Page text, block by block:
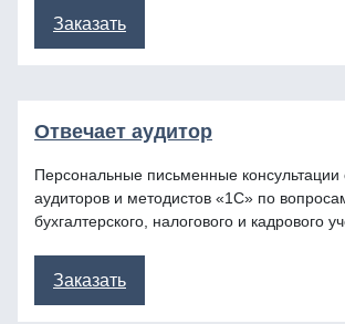
Заказать
Отвечает аудитор
Персональные письменные консультации
аудиторов и методистов «1С» по
бухгалтерского, налогового и кадрового
Заказать